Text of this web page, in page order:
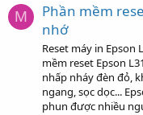
M
Phần mềm
nhớ
Reset máy in Epson
mềm reset Epson
nhấp nháy đèn đỏ,
ngang, sọc dọc...
phun được nhiều